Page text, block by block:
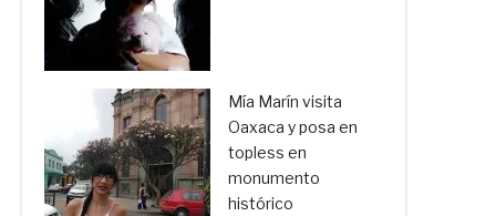
Mía Marín visita
Oaxaca y posa en
topless en
monumento
histórico